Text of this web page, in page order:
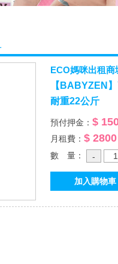
ECO媽咪出租商
【BABYZEN
耐重22公斤
預付押金： $
月租費： $ 2800
數 量：